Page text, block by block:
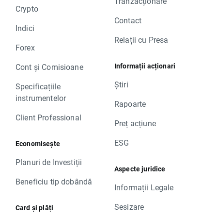
Crypto
Indici
Forex
Cont și Comisioane
Specificațiile
instrumentelor
Client Professional
Economisește
Planuri de Investiții
Beneficiu tip dobândă
Card și plăți
Contact
Relații cu Presa
Informații acționari
Știri
Rapoarte
Preț acțiune
ESG
Aspecte juridice
Informații Legale
Sesizare